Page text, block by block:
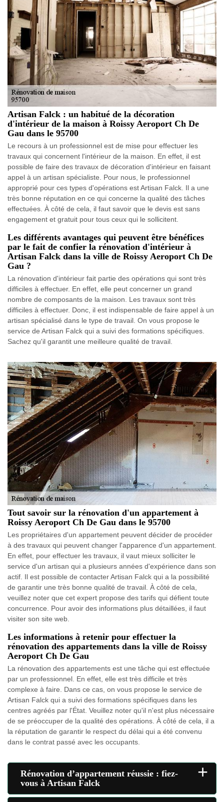
Artisan Falck : un habitué de la décoration
d'intérieur de la maison à Roissy Aeroport Ch De
Gau dans le 95700
Le recours à un professionnel est de mise pour effectuer les
travaux qui concernent l'intérieur de la maison. En effet, il est
possible de faire des travaux de décoration d'intérieur en faisant
appel à un artisan spécialiste. Pour nous, le professionnel
approprié pour ces types d'opérations est Artisan Falck. Il a une
très bonne réputation en ce qui concerne la qualité des tâches
effectuées. À côté de cela, il faut savoir que le devis est sans
engagement et gratuit pour tous ceux qui le sollicitent.
Les différents avantages qui peuvent être bénéfices
par le fait de confier la rénovation d'intérieur à
Artisan Falck dans la ville de Roissy Aeroport Ch De
Gau ?
La rénovation d'intérieur fait partie des opérations qui sont très
difficiles à effectuer. En effet, elle peut concerner un grand
nombre de composants de la maison. Les travaux sont très
difficiles à effectuer. Donc, il est indispensable de faire appel à un
artisan spécialisé dans le type de travail. On vous propose le
service de Artisan Falck qui a suivi des formations spécifiques.
Sachez qu'il garantit une meilleure qualité de travail.
Tout savoir sur la rénovation d'un appartement à
Roissy Aeroport Ch De Gau dans le 95700
Les propriétaires d'un appartement peuvent décider de procéder
à des travaux qui peuvent changer l'apparence d'un appartement.
En effet, pour effectuer les travaux, il vaut mieux solliciter le
service d'un artisan qui a plusieurs années d'expérience dans son
actif. Il est possible de contacter Artisan Falck qui a la possibilité
de garantir une très bonne qualité de travail. À côté de cela,
veuillez noter que cet expert propose des tarifs qui défient toute
concurrence. Pour avoir des informations plus détaillées, il faut
visiter son site web.
Les informations à retenir pour effectuer la
rénovation des appartements dans la ville de Roissy
Aeroport Ch De Gau
La rénovation des appartements est une tâche qui est effectuée
par un professionnel. En effet, elle est très difficile et très
complexe à faire. Dans ce cas, on vous propose le service de
Artisan Falck qui a suivi des formations spécifiques dans les
centres agréés par l'État. Veuillez noter qu'il n'est plus nécessaire
de se préoccuper de la qualité des opérations. À côté de cela, il a
la réputation de garantir le respect du délai qui a été convenu
dans le contrat passé avec les occupants.
Rénovation d’appartement réussie : fiez-
vous à Artisan Falck
+